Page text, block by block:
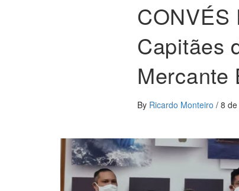
CONVÉS
Capitães
Mercante
By Ricardo Monteiro / 8